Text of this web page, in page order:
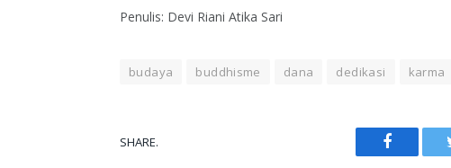
Penulis: Devi Riani Atika Sari
budaya buddhisme dana dedikasi karma
SHARE.
Facebook